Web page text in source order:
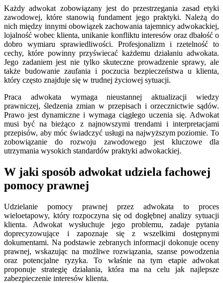
Każdy adwokat zobowiązany jest do przestrzegania zasad etyki
zawodowej, które stanowią fundament jego praktyki. Należą do
nich między innymi obowiązek zachowania tajemnicy adwokackiej,
lojalność wobec klienta, unikanie konfliktu interesów oraz dbałość o
dobro wymiaru sprawiedliwości. Profesjonalizm i rzetelność to
cechy, które powinny przyświecać każdemu działaniu adwokata.
Jego zadaniem jest nie tylko skuteczne prowadzenie sprawy, ale
także budowanie zaufania i poczucia bezpieczeństwa u klienta,
który często znajduje się w trudnej życiowej sytuacji.
Praca adwokata wymaga nieustannej aktualizacji wiedzy
prawniczej, śledzenia zmian w przepisach i orzecznictwie sądów.
Prawo jest dynamiczne i wymaga ciągłego uczenia się. Adwokat
musi być na bieżąco z najnowszymi trendami i interpretacjami
przepisów, aby móc świadczyć usługi na najwyższym poziomie. To
zobowiązanie do rozwoju zawodowego jest kluczowe dla
utrzymania wysokich standardów praktyki adwokackiej.
W jaki sposób adwokat udziela fachowej
pomocy prawnej
Udzielanie pomocy prawnej przez adwokata to proces
wieloetapowy, który rozpoczyna się od dogłębnej analizy sytuacji
klienta. Adwokat wysłuchuje jego problemu, zadaje pytania
doprecyzowujące i zapoznaje się z wszelkimi dostępnymi
dokumentami. Na podstawie zebranych informacji dokonuje oceny
prawnej, wskazując na możliwe rozwiązania, szanse powodzenia
oraz potencjalne ryzyka. To właśnie na tym etapie adwokat
proponuje strategię działania, która ma na celu jak najlepsze
zabezpieczenie interesów klienta.